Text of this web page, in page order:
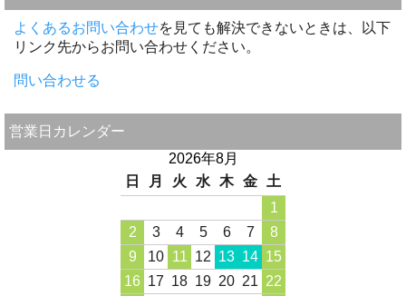
よくあるお問い合わせを見ても解決できないときは、以下
リンク先からお問い合わせください。
問い合わせる
営業日カレンダー
2026年8月
日
月 火 水 木 金
土
1
2
3 4 5 6 7
8
9
10 11 12 13 14 15
16 17 18 19 20 21 22